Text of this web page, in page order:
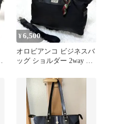
¥6,500
オロビアンコ ビジネスバ
ッグ ショルダー 2way 2